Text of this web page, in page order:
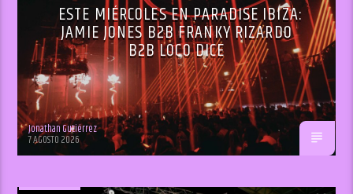
ESTE MIÉRCOLES EN PARADISE IBIZA:
JAMIE JONES B2B FRANKY RIZARDO
B2B LOCO DICE
Jonathan Gutiérrez
7 AGOSTO 2026